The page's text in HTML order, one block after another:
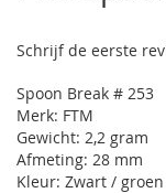
begin
de
gallerij
Schrijf de eerste
Spoon Break # 253
Merk: FTM
Gewicht: 2,2 gram
Afmeting: 28 mm
Kleur: Zwart / groen